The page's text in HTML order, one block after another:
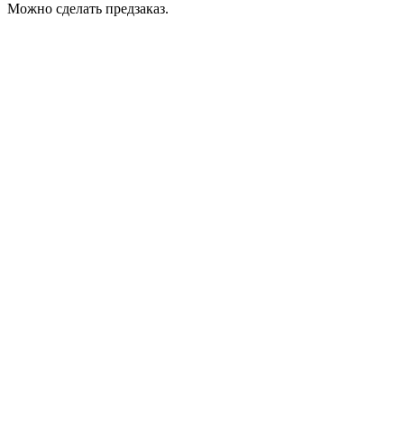
Можно сделать предзаказ.